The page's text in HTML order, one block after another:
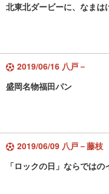
北東北ダービーに、なまは
2019/06/16 八戸－
盛岡名物福田パン
2019/06/09 八戸－藤枝
「ロックの日」ならではの